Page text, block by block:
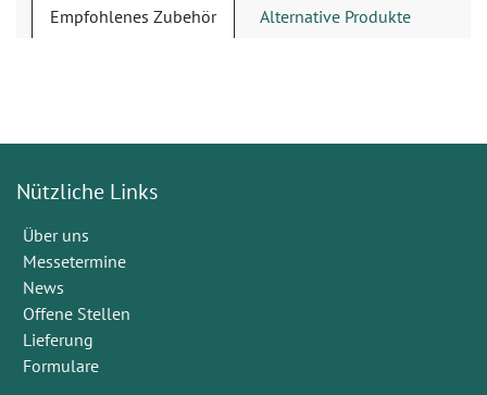
Empfohlenes Zubehör Alternative Produkte
Nützliche Links
Über uns
Messetermine
News
Offene Stellen
Lieferung
Formulare